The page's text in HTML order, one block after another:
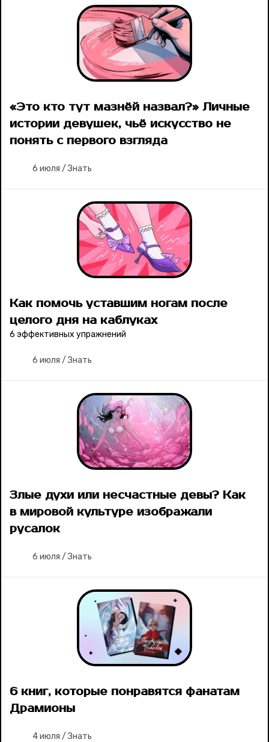
«Это кто тут мазнёй назвал?» Личные
истории девушек, чьё искусство не
понять с первого взгляда
6 июля / Знать
Как помочь уставшим ногам после
целого дня на каблуках
6 эффективных упражнений
6 июля / Знать
Злые духи или несчастные девы? Как
в мировой культуре изображали
русалок
6 июля / Знать
6 книг, которые понравятся фанатам
Драмионы
4 июля / Знать